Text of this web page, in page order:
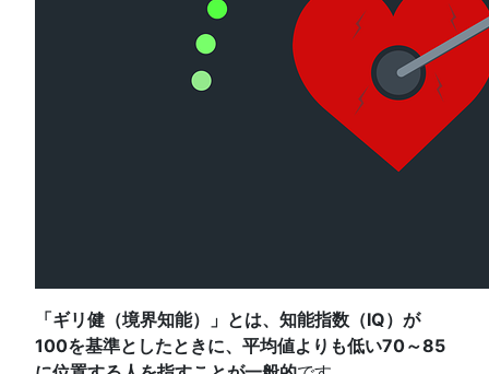
「ギリ健（境界知能）」とは、知能指数（IQ）が
100を基準としたときに、平均値よりも低い70～85